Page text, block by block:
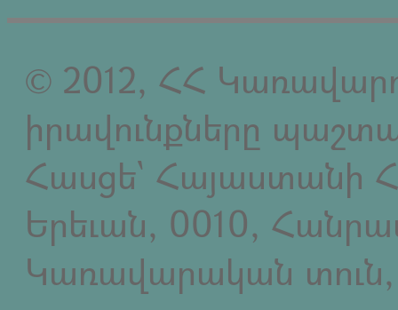
© 2012, ՀՀ
իրավունքները
Հասցե` Հայաստանի
Երեւան, 0010,
Կառավարական տուն,